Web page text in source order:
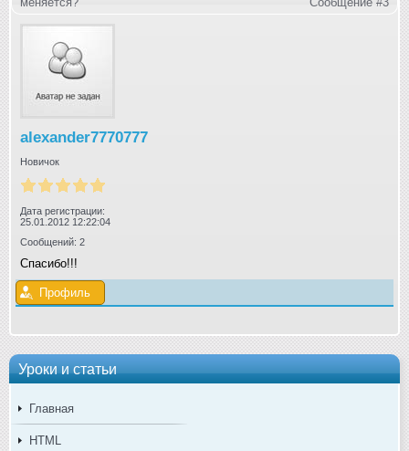
Уроки и статьи
Главная
HTML
alexander7770777
Новичок
Дата регистрации:
25.01.2012 12:22:04
Сообщений: 2
Спасибо!!!
Профиль